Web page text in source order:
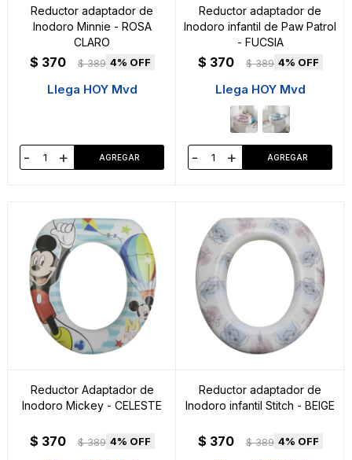
Reductor adaptador de
Inodoro Minnie - ROSA
CLARO
$ 370 $ 389 4
Llega HOY Mvd
- +
Reductor adaptador de
Inodoro infantil de Paw Patrol
- FUCSIA
$ 370 $ 389 4
Llega HOY Mvd
- +
Reductor Adaptador de
Inodoro Mickey - CELESTE
$ 370 $ 389 4
Reductor adaptador de
Inodoro infantil Stitch - BEIGE
$ 370 $ 389 4